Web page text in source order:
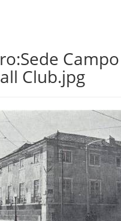
Club.jpg